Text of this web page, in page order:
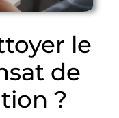
le
de
?